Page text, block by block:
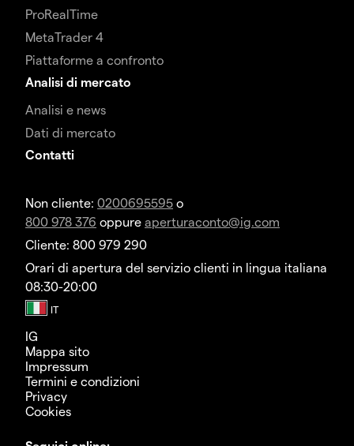
ProRealTime
MetaTrader 4
Piattaforme a confronto
Analisi di mercato
Analisi e news
Dati di mercato
Contatti
Non cliente: 0200695595 o
800 978 376 oppure aperturaconto@ig.com
Cliente: 800 979 290
Orari di apertura del servizio clienti in lingua italiana
08:30-20:00
IG
Mappa sito
Impressum
Termini e condizioni
Privacy
Cookies